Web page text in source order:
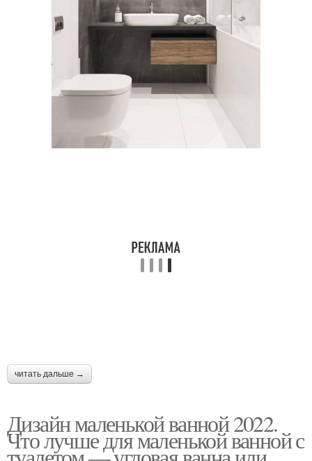
читать дальше →
Дизайн маленькой ванной 2022.
Что лучше для маленькой ванной с